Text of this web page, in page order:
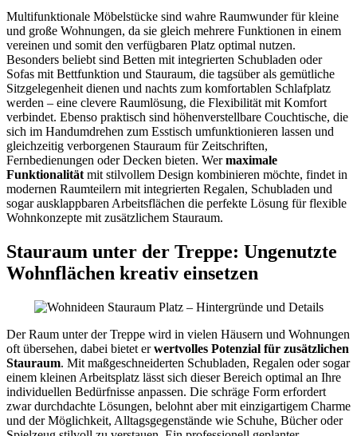
Multifunktionale Möbelstücke sind wahre Raumwunder für kleine
und große Wohnungen, da sie gleich mehrere Funktionen in einem
vereinen und somit den verfügbaren Platz optimal nutzen.
Besonders beliebt sind Betten mit integrierten Schubladen oder
Sofas mit Bettfunktion und Stauraum, die tagsüber als gemütliche
Sitzgelegenheit dienen und nachts zum komfortablen Schlafplatz
werden – eine clevere Raumlösung, die Flexibilität mit Komfort
verbindet. Ebenso praktisch sind höhenverstellbare Couchtische, die
sich im Handumdrehen zum Esstisch umfunktionieren lassen und
gleichzeitig verborgenen Stauraum für Zeitschriften,
Fernbedienungen oder Decken bieten. Wermaximale
Funktionalität mit stilvollem Design kombinieren möchte, findet in
modernen Raumteilern mit integrierten Regalen, Schubladen und
sogar ausklappbaren Arbeitsflächen die perfekte Lösung für flexible
Wohnkonzepte mit zusätzlichem Stauraum.
Stauraum unter der Treppe: Ungenutzte
Wohnflächen kreativ einsetzen
Der Raum unter der Treppe wird in vielen Häusern und Wohnungen
oft übersehen, dabei bietet erwertvolles Potenzial für zusätzlichen
Stauraum. Mit maßgeschneiderten Schubladen, Regalen oder sogar
einem kleinen Arbeitsplatz lässt sich dieser Bereich optimal an Ihre
individuellen Bedürfnisse anpassen. Die schräge Form erfordert
zwar durchdachte Lösungen, belohnt aber mit einzigartigem Charme
und der Möglichkeit, Alltagsgegenstände wie Schuhe, Bücher oder